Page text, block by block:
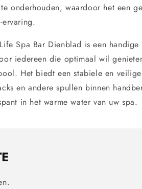
onderhouden, waardoor het een
Spa Bar Dienblad is een handige
iedereen die optimaal wil
Het biedt een stabiele en
en andere spullen binnen
in het warme water van uw spa.